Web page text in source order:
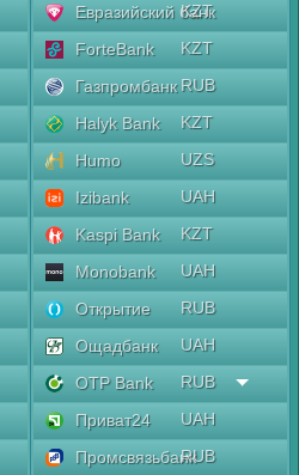
Евразийский банк
KZT
ForteBank
KZT
Газпромбанк RUB
Halyk Bank
KZT
Humo
UZS
Izibank
UAH
Kaspi Bank
KZT
Monobank
UAH
Открытие
RUB
Ощадбанк
UAH
OTP Bank
RUB
Приват24
UAH
ПромсвязьбанкRUB